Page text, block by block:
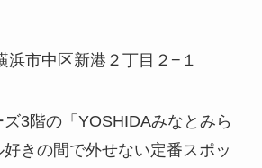
浜市中区新港２丁目２−１
3階の「YOSHIDAみなとみら
きの間で外せない定番スポッ